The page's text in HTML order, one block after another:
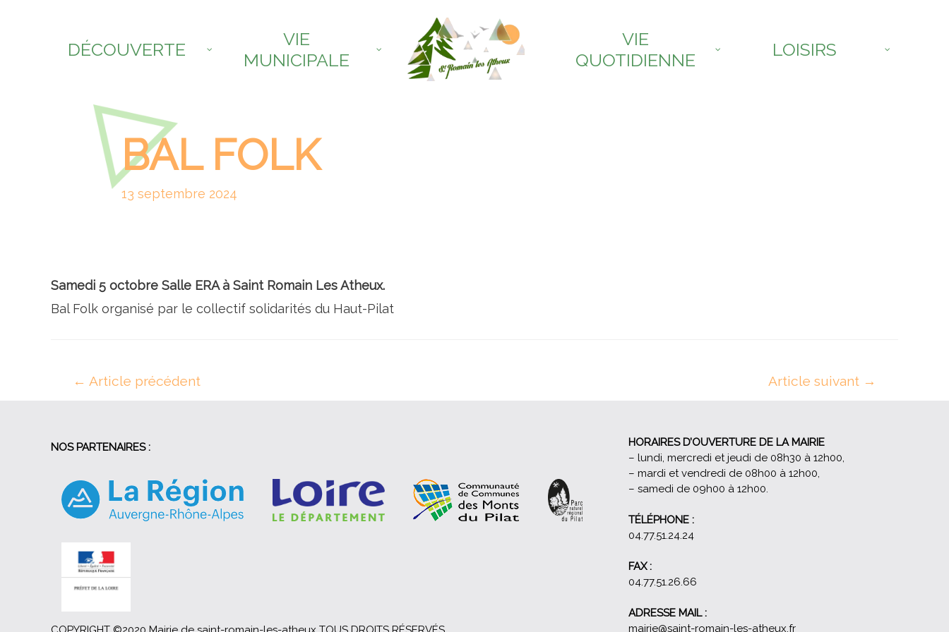
DÉCOUVERTE
VIE
MUNICIPALE
VIE
QUOTIDIENNE
LOISIRS
BAL FOLK
13 septembre 2024
Samedi 5 octobre Salle ERA à Saint Romain Les Atheux.
Bal Folk organisé par le collectif solidarités du Haut-Pilat
Navigation
← Article précédent Article suivant →
NOS PARTENAIRES :
HORAIRES D’OUVERTURE DE LA MAIRIE
– lundi, mercredi et jeudi de 08h30 à 12h00,
– mardi et vendredi de 08h00 à 12h00,
– samedi de 09h00 à 12h00.
TÉLÉPHONE :
04.77.51.24.24
FAX :
04.77.51.26.66
ADRESSE MAIL :
mairie@saint-romain-les-atheux.fr